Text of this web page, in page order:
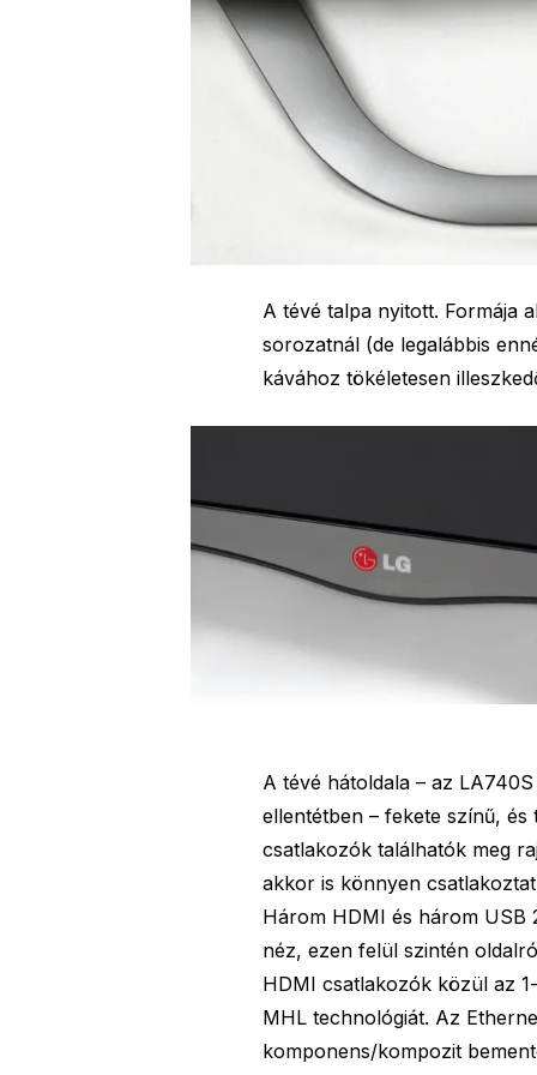
A tévé talpa nyitott. Formája
sorozatnál (de legalábbis
kávához tökéletesen
A tévé hátoldala – az
ellentétben – fekete színű,
csatlakozók találhatók meg
akkor is könnyen
Három HDMI és három USB
néz, ezen felül szintén
HDMI csatlakozók közül az
MHL technológiát. Az
komponens/kompozit